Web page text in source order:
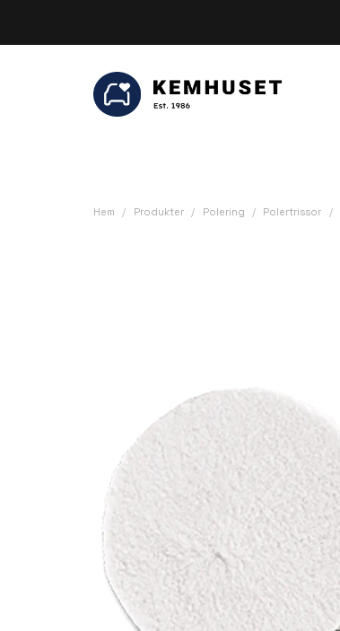
Hem Produkter Polering Polertrissor